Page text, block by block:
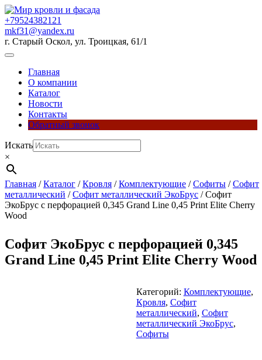
Перейти
к
содержимому
+79524382121
mkf31@yandex.ru
г. Старый Оскол, ул. Троицкая, 61/1
Кнопка
ОткрытьГлавная
О компании
Каталог
Новости
Контакты
Обратный звонок
Кнопка
Закрыть
Искать
×
Главная /Каталог /Кровля /Комплектующие /Софиты /Софит
металлический /Софит металлический ЭкоБрус / Софит
ЭкоБрус с перфорацией 0,345 Grand Line 0,45 Print Elite Cherry
Wood
Софит ЭкоБрус с перфорацией 0,345
Grand Line 0,45 Print Elite Cherry Wood
Категорий: Комплектующие,
Кровля, Софит
металлический, Софит
металлический ЭкоБрус,
Софиты